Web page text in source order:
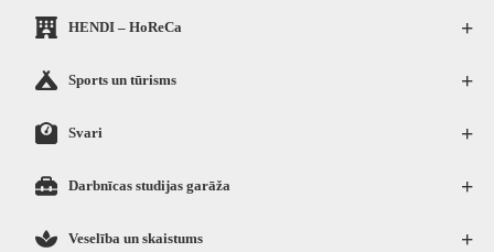
+
HENDI – HoReCa
+
Sports un tūrisms
+
Svari
+
Darbnīcas studijas garāža
+
Veselība un skaistums